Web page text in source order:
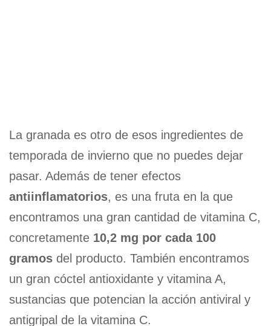
La granada es otro de esos ingredientes de
temporada de invierno que no puedes dejar
pasar. Además de tener efectos
antiinflamatorios, es una fruta en la que
encontramos una gran cantidad de vitamina C,
concretamente 10,2 mg por cada 100
gramos del producto. También encontramos
un gran cóctel antioxidante y vitamina A,
sustancias que potencian la acción antiviral y
antigripal de la vitamina C.